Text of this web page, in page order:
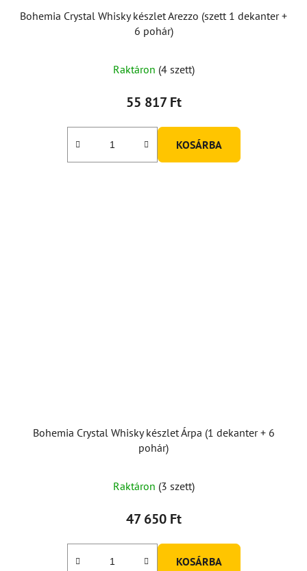
Bohemia Crystal Whisky készlet Arezzo (szett 1 dekanter +
6 pohár)
Raktáron (4 szett)
55 817 Ft
KOSÁRBA
Bohemia Crystal Whisky készlet Árpa (1 dekanter + 6
pohár)
Raktáron (3 szett)
47 650 Ft
KOSÁRBA